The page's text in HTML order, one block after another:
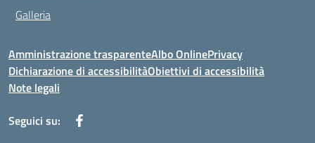
Galleria
Amministrazione trasparenteAlbo OnlinePrivacy
Dichiarazione di accessibilitàObiettivi di accessibilità
Note legali
Seguici su: